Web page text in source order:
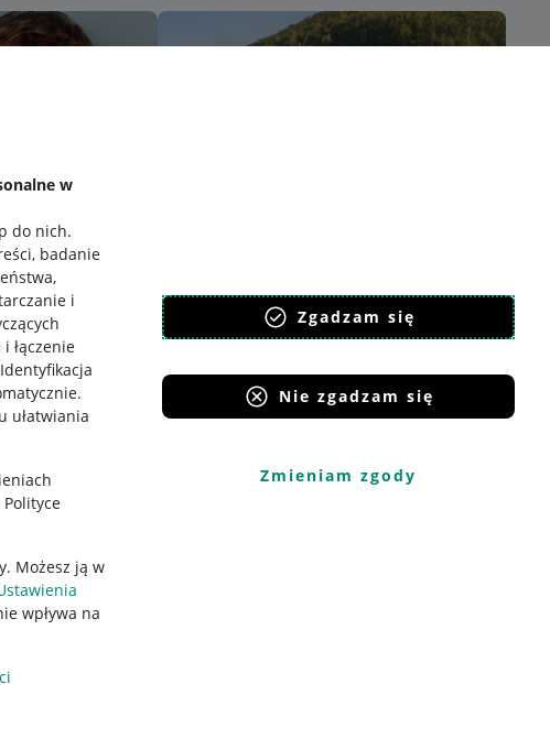
w
do nich.
badanie
i
łączenie
Identyfikacja
.
ułatwiania
Polityce
Możesz ją w
wpływa na
Zgadzam się
Nie zgadzam się
Zmieniam zgody